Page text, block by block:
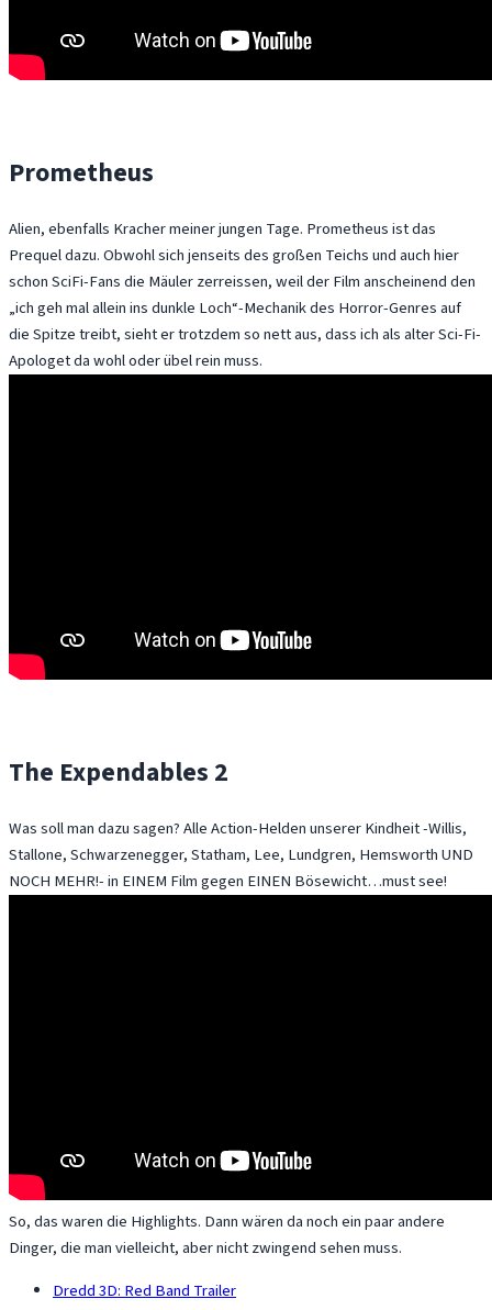
Prometheus
Alien, ebenfalls Kracher meiner jungen Tage. Prometheus ist das
Prequel dazu. Obwohl sich jenseits des großen Teichs und auch hier
schon SciFi-Fans die Mäuler zerreissen, weil der Film anscheinend den
„ich geh mal allein ins dunkle Loch“-Mechanik des Horror-Genres auf
die Spitze treibt, sieht er trotzdem so nett aus, dass ich als alter Sci-Fi-
Apologet da wohl oder übel rein muss.
The Expendables 2
Was soll man dazu sagen? Alle Action-Helden unserer Kindheit -Willis,
Stallone, Schwarzenegger, Statham, Lee, Lundgren, Hemsworth UND
NOCH MEHR!- in EINEM Film gegen EINEN Bösewicht…must see!
So, das waren die Highlights. Dann wären da noch ein paar andere
Dinger, die man vielleicht, aber nicht zwingend sehen muss.
Dredd 3D: Red Band Trailer